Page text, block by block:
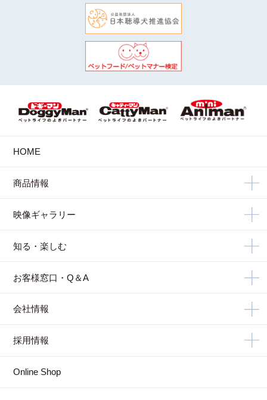
HOME
商品情報
映像ギャラリー
知る・楽しむ
お客様窓口・Q＆A
会社情報
採用情報
Online Shop